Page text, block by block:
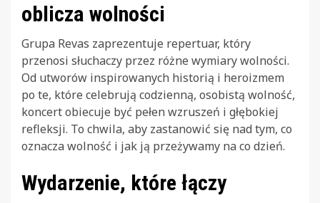
oblicza wolności
Grupa Revas zaprezentuje repertuar, który
przenosi słuchaczy przez różne wymiary wolności.
Od utworów inspirowanych historią i heroizmem
po te, które celebrują codzienną, osobistą wolność,
koncert obiecuje być pełen wzruszeń i głębokiej
refleksji. To chwila, aby zastanowić się nad tym, co
oznacza wolność i jak ją przeżywamy na co dzień.
Wydarzenie, które łączy